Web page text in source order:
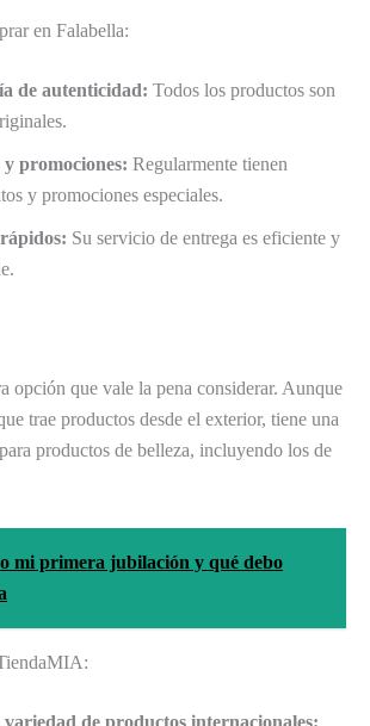
en Falabella:
de autenticidad: Todos los productos son
promociones: Regularmente tienen
y promociones especiales.
Su servicio de entrega es eficiente y
opción que vale la pena considerar. Aunque
trae productos desde el exterior, tiene una
productos de belleza, incluyendo los de
mi primera jubilación y qué debo
de productos internacionales: